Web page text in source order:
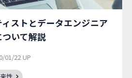
ストとデータエンジニア
いて解説
01/22 UP